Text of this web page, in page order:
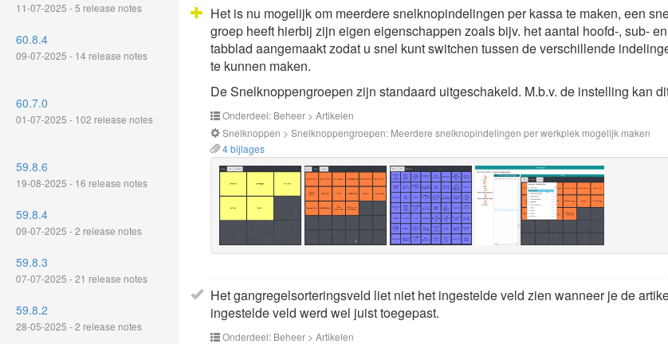
11-07-2025 - 5 release notes
60.8.4
09-07-2025 - 14 release notes
60.7.0
01-07-2025 - 102 release notes
59.8.6
19-08-2025 - 16 release notes
59.8.4
09-07-2025 - 2 release notes
59.8.3
07-07-2025 - 21 release notes
59.8.2
28-05-2025 - 2 release notes
Het is nu mogelijk om meerdere snelknopindelingen per kassa te maken, een
groep heeft hierbij zijn eigen eigenschappen zoals bijv. het aantal hoofd-, sub-
tabblad aangemaakt zodat u snel kunt switchen tussen de verschillende
te kunnen maken.
De Snelknoppengroepen zijn standaard uitgeschakeld. M.b.v. de instelling kan
Onderdeel: Beheer > Artikelen
Snelknoppen > Snelknoppengroepen: Meerdere snelknopindelingen per werkplek mogelijk maken
4 bijlages
Het gangregelsorteringsveld liet niet het ingestelde veld zien wanneer je de
ingestelde veld werd wel juist toegepast.
Onderdeel: Beheer > Artikelen